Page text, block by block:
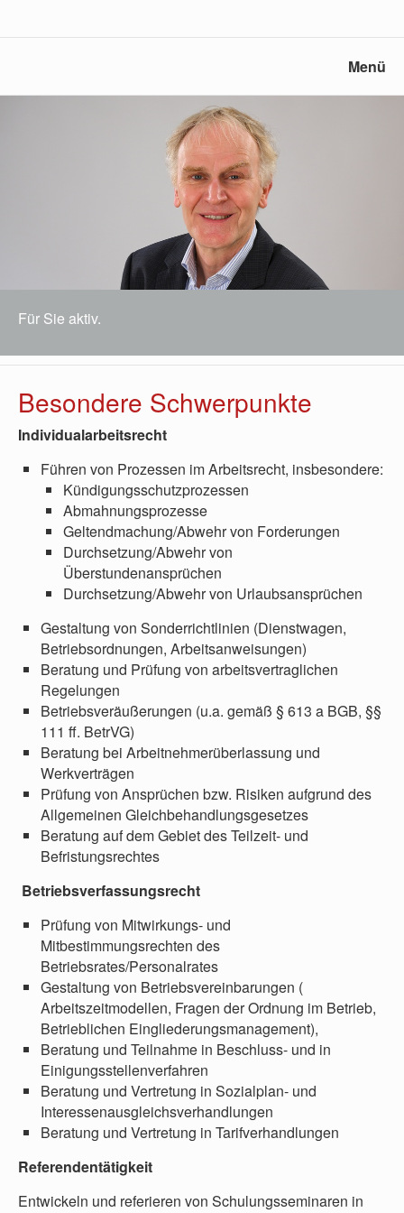
Menü
Für Sie aktiv.
Besondere Schwerpunkte
Individualarbeitsrecht
Führen von Prozessen im Arbeitsrecht, insbesondere:
Kündigungsschutzprozessen
Abmahnungsprozesse
Geltendmachung/Abwehr von Forderungen
Durchsetzung/Abwehr von
Überstundenansprüchen
Durchsetzung/Abwehr von Urlaubsansprüchen
Gestaltung von Sonderrichtlinien (Dienstwagen,
Betriebsordnungen, Arbeitsanweisungen)
Beratung und Prüfung von arbeitsvertraglichen
Regelungen
Betriebsveräußerungen (u.a. gemäß § 613 a BGB, §§
111 ff. BetrVG)
Beratung bei Arbeitnehmerüberlassung und
Werkverträgen
Prüfung von Ansprüchen bzw. Risiken aufgrund des
Allgemeinen Gleichbehandlungsgesetzes
Beratung auf dem Gebiet des Teilzeit- und
Befristungsrechtes
Betriebsverfassungsrecht
Prüfung von Mitwirkungs- und
Mitbestimmungsrechten des
Betriebsrates/Personalrates
Gestaltung von Betriebsvereinbarungen (
Arbeitszeitmodellen, Fragen der Ordnung im Betrieb,
Betrieblichen Eingliederungsmanagement),
Beratung und Teilnahme in Beschluss- und in
Einigungsstellenverfahren
Beratung und Vertretung in Sozialplan- und
Interessenausgleichsverhandlungen
Beratung und Vertretung in Tarifverhandlungen
Referendentätigkeit
Entwickeln und referieren von Schulungsseminaren in